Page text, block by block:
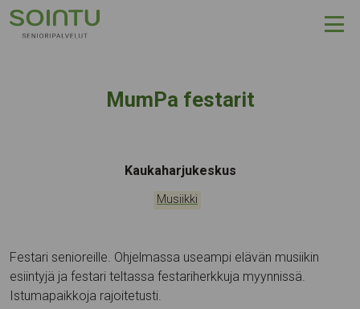
Hyppää sisältöön
MumPa festarit
Tapahtumapaikka:
Kaukaharjukeskus
Kategoriat:
Musiikki
Festari senioreille. Ohjelmassa useampi elävän musiikin
esiintyjä ja festari teltassa festariherkkuja myynnissä.
Istumapaikkoja rajoitetusti.